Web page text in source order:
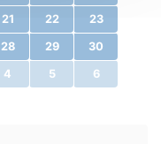
21 22 23
28 29 30
4 5 6